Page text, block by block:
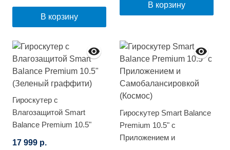
В корзину
В корзину
Гироскутер с
Влагозащитой Smart
Balance Premium 10.5"
17 999 р.
Гироскутер Smart Balance
Premium 10.5" с
Приложением и